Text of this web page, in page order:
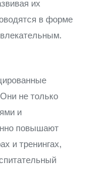
их
в форме
не только
и
повышают
и тренингах,